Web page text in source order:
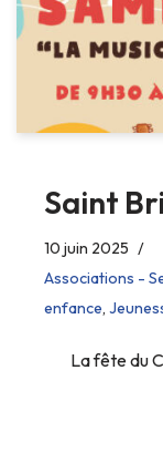
Saint
10 juin 2025
Associations -
enfance,
La fête du